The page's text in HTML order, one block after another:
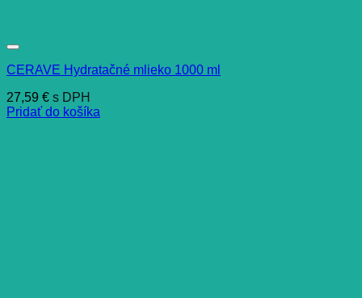
CERAVE Hydratačné mlieko 1000 ml
27,59 € s DPH
Pridať do košíka